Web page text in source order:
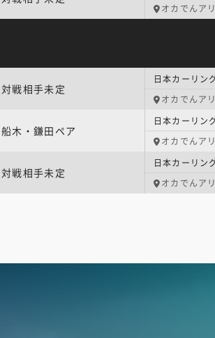
オカでんア
対戦相手未定
オカでんア
船木・鎌田ペア
オカでんア
対戦相手未定
オカでんア